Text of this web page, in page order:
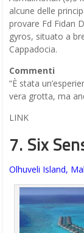
alcune delle
provare Fd Fidan
gyros, situato a
Cappadocia.
Commenti
“È stata
vera grotta, ma
LINK
7. Six
Olhuveli Island,